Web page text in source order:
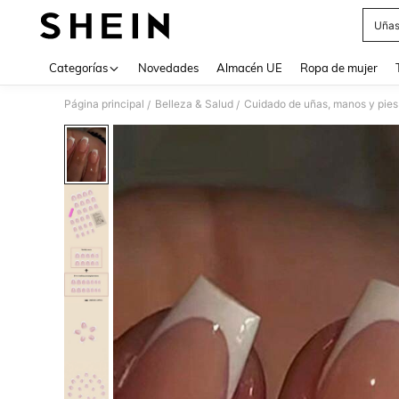
Categorías Novedades Almacén UE Ropa de mujer
Página principal / Belleza & Salud / Cuidado de uñas, manos y pies